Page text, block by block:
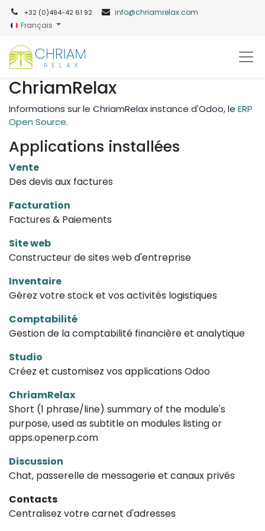
+32 (0)494-42 61 92​
info@chriamrelax.com​
Français
ChriamRelax
Informations sur le ChriamRelax instance d'Odoo, le ERP
Open Source.
Applications installées
Vente
Des devis aux factures
Facturation
Factures & Paiements
Site web
Constructeur de sites web d'entreprise
Inventaire
Gérez votre stock et vos activités logistiques
Comptabilité
Gestion de la comptabilité financière et analytique
Studio
Créez et customisez vos applications Odoo
ChriamRelax
Short (1 phrase/line) summary of the module's
purpose, used as subtitle on modules listing or
apps.openerp.com
Discussion
Chat, passerelle de messagerie et canaux privés
Contacts
Centralisez votre carnet d'adresses